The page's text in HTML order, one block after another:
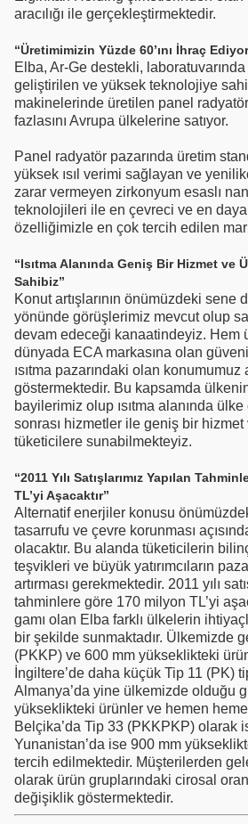
aracılığı ile gerçekleştirmektedir.
“Üretimimizin Yüzde 60’ını İhraç
Elba, Ar-Ge destekli,
geliştirilen ve yüksek teknolojiye
makinelerinde üretilen panel
fazlasını Avrupa ülkelerine satıyor.
Panel radyatör pazarında üretim
yüksek ısıl verimi sağlayan ve
zarar vermeyen zirkonyum esaslı
teknolojileri ile en çevreci ve en
özelliğimizle en çok tercih edilen
“Isıtma Alanında Geniş Bir Hizmet ve
Sahibiz”
Konut artışlarının önümüzdeki sene
yönünde görüşlerimiz mevcut olup
devam edeceği kanaatindeyiz. Hem
dünyada ECA markasına olan
ısıtma pazarındaki olan konumumuz
göstermektedir. Bu kapsamda
bayilerimiz olup ısıtma alanında ülke
sonrası hizmetler ile geniş bir
tüketicilere sunabilmekteyiz.
“2011 Yılı Satışlarımız Yapılan
TL’yi Aşacaktır”
Alternatif enerjiler konusu
tasarrufu ve çevre korunması
olacaktır. Bu alanda tüketicilerin
teşvikleri ve büyük yatırımcıların
artırması gerekmektedir. 2011 yılı
tahminlere göre 170 milyon TL’yi
gamı olan Elba farklı ülkelerin
bir şekilde sunmaktadır. Ülkemizde
(PKKP) ve 600 mm yükseklikteki
İngiltere’de daha küçük Tip 11 (PK)
Almanya’da yine ülkemizde olduğu
yükseklikteki ürünler ve hemen
Belçika’da Tip 33 (PKKPKP) olarak
Yunanistan’da ise 900 mm
tercih edilmektedir. Müşterilerden
olarak ürün gruplarındaki cirosal oran
değişiklik göstermektedir.